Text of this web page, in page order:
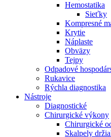
Hemostatika
Sieťky
Kompresné
Krytie
Náplaste
Obväzy
Tejpy
Odpadové
Rukavice
Rýchla diagnostika
Nástroje
Diagnostické
Chirurgické výkony
Chirurgické
Skalpely